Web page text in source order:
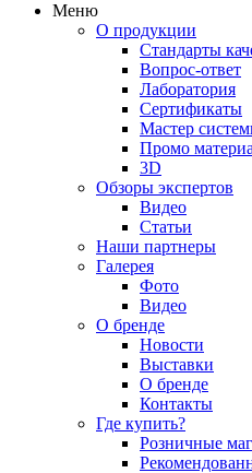
Меню
О продукции
Стандарты
Вопрос-ответ
Лаборатория
Сертификаты
Мастер
Промо
3D
Обзоры экспертов
Видео
Статьи
Наши партнеры
Галерея
Фото
Видео
О бренде
Новости
Выставки
О бренде
Контакты
Где купить?
Розничные